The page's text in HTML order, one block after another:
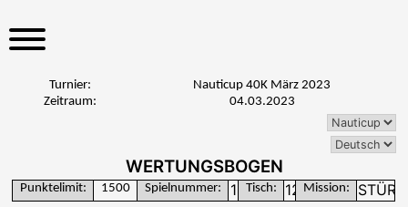
Turnier:
Nauticup 40K März 2023
Zeitraum:
04.03.2023
WERTUNGSBOGEN
Punktelimit: 1500 Spielnummer: Tisch: Mission: